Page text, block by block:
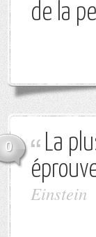
de la
0
La
Einstein